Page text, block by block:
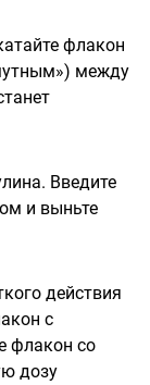
флакон
между
Введите
и выньте
действия
с
флакон со
дозу